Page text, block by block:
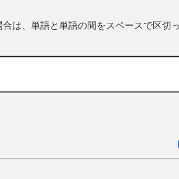
は、単語と単語の間をスペースで区切っ